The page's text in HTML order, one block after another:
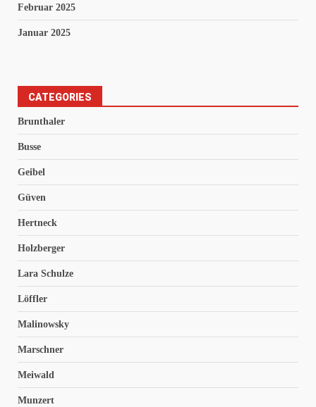
Februar 2025
Januar 2025
CATEGORIES
Brunthaler
Busse
Geibel
Güven
Hertneck
Holzberger
Lara Schulze
Löffler
Malinowsky
Marschner
Meiwald
Munzert